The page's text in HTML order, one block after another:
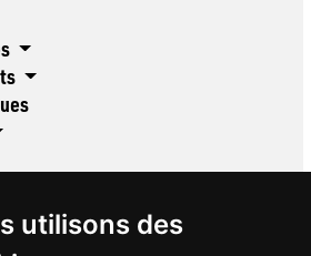
utilisons des